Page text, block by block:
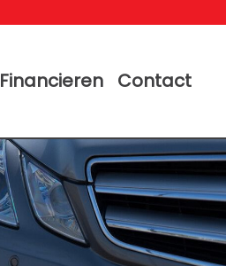
Financieren Contact